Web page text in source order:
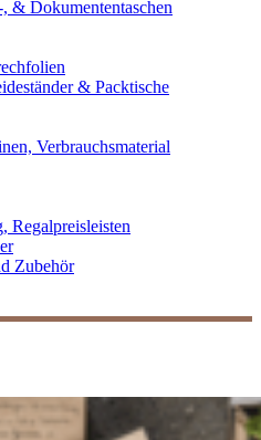
& Dokumententaschen
& Packtische
Verbrauchsmaterial
Regalpreisleisten
Zubehör